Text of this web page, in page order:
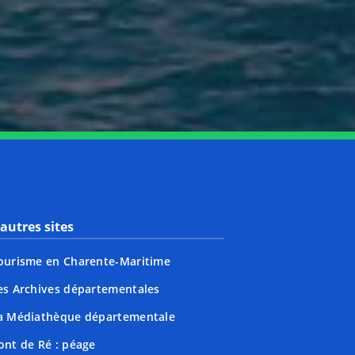
Youtube
sites
en Charente-Maritime
Archives départementales
Médiathèque départementale
de Ré : péage